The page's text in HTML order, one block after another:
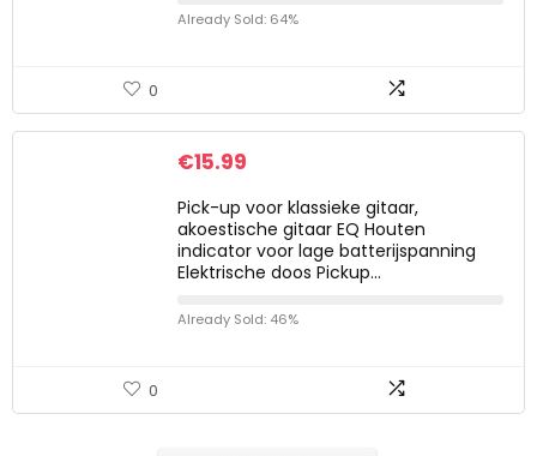
Already Sold: 64%
0
€15.99
Pick-up voor klassieke gitaar,
akoestische gitaar EQ Houten
indicator voor lage batterijspanning
Elektrische doos Pickup…
Already Sold: 46%
0